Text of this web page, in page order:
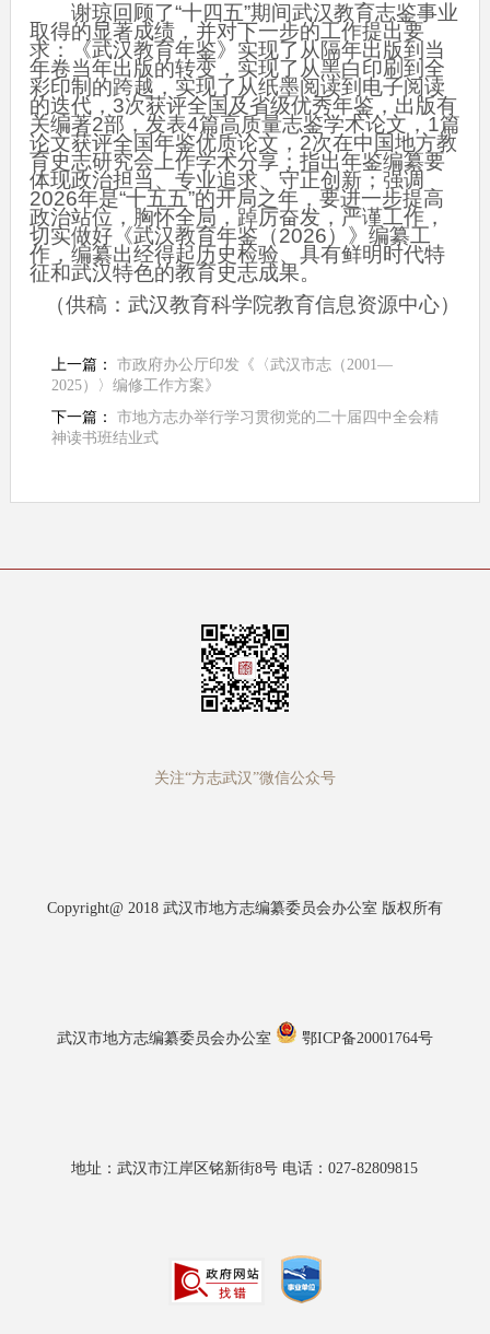
谢琼回顾了“十四五”期间武汉教育志鉴事业
取得的显著成绩，并对下一步的工作提出要
求：《武汉教育年鉴》实现了从隔年出版到当
年卷当年出版的转变，实现了从黑白印刷到全
彩印制的跨越，实现了从纸墨阅读到电子阅读
的迭代，3次获评全国及省级优秀年鉴，出版有
关编著2部，发表4篇高质量志鉴学术论文，1篇
论文获评全国年鉴优质论文，2次在中国地方教
育史志研究会上作学术分享；指出年鉴编纂要
体现政治担当、专业追求、守正创新；强调
2026年是“十五五”的开局之年，要进一步提高
政治站位，胸怀全局，踔厉奋发，严谨工作，
切实做好《武汉教育年鉴（2026）》编纂工
作，编纂出经得起历史检验、具有鲜明时代特
征和武汉特色的教育史志成果。
（供稿：武汉教育科学院教育信息资源中心）
上一篇： 市政府办公厅印发《〈武汉市志（2001—
2025）〉编修工作方案》
下一篇： 市地方志办举行学习贯彻党的二十届四中全会精
神读书班结业式
关注“方志武汉”微信公众号
Copyright@ 2018 武汉市地方志编纂委员会办公室 版权所有
武汉市地方志编纂委员会办公室 鄂ICP备20001764号
地址：武汉市江岸区铭新街8号 电话：027-82809815